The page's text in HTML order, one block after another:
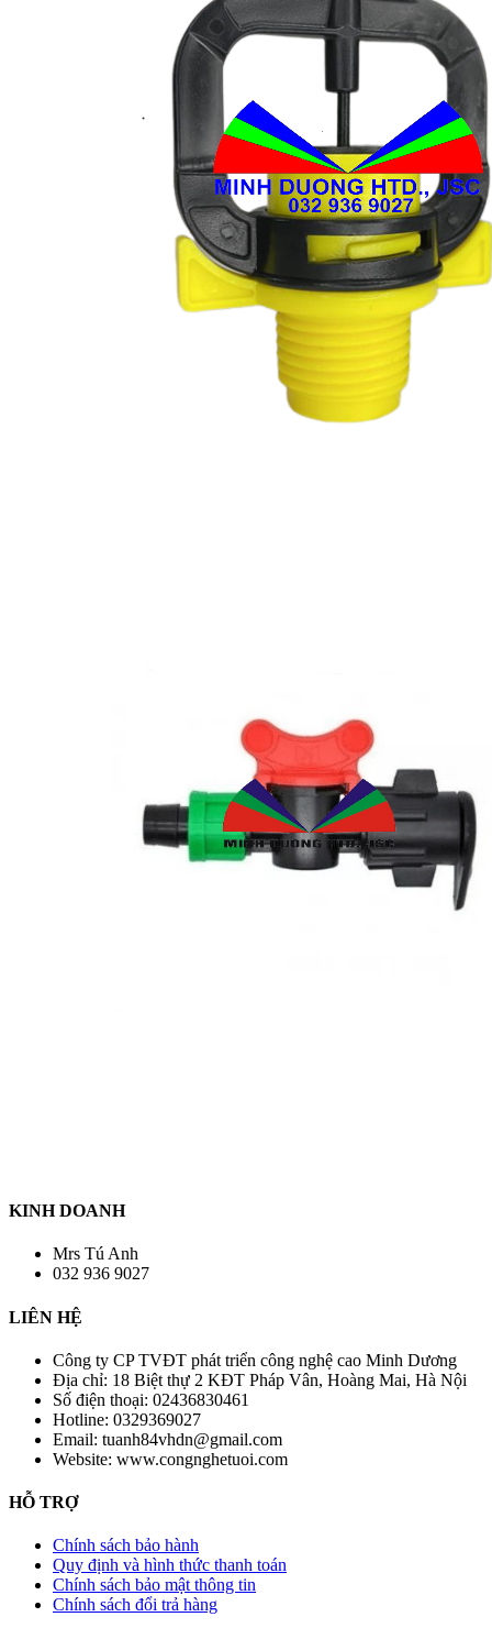
KINH DOANH
Mrs Tú Anh
032 936 9027
LIÊN HỆ
Công ty CP TVĐT phát triển công nghệ cao Minh Dương
Địa chỉ: 18 Biệt thự 2 KĐT Pháp Vân, Hoàng Mai, Hà Nội
Số điện thoại: 02436830461
Hotline: 0329369027
Email: tuanh84vhdn@gmail.com
Website: www.congnghetuoi.com
HỖ TRỢ
Chính sách bảo hành
Quy định và hình thức thanh toán
Chính sách bảo mật thông tin
Chính sách đổi trả hàng